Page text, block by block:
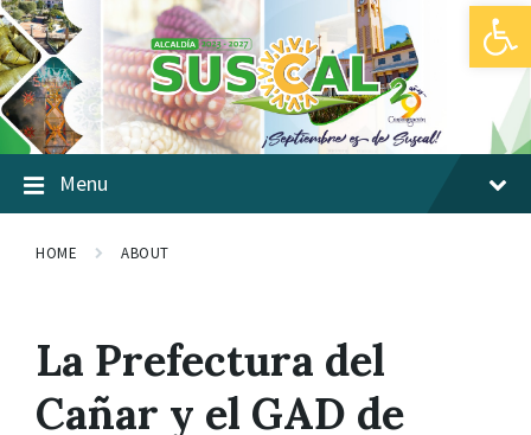
Abrir barra de herramientas
Skip
to
content
Skip
to
main
navigation
Skip
to
footer
Menu
HOME ABOUT
La Prefectura del
Cañar y el GAD de